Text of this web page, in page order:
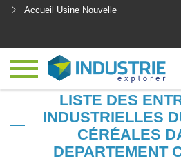
Accueil Usine Nouvelle
LISTE DES
INDUSTRIELLES
CÉRÉALES
DEPARTEMENT